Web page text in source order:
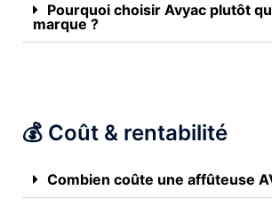
Pourquoi choisir Avyac plutôt
marque ?
💰 Coût & rentabilité
Combien coûte une affûteuse